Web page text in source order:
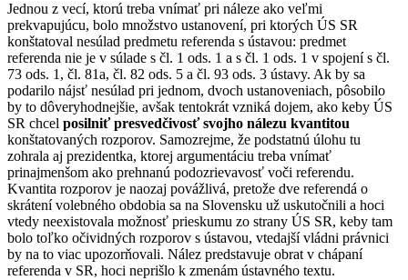
Jednou z vecí, ktorú treba vnímať pri náleze ako veľmi
prekvapujúcu, bolo množstvo ustanovení, pri ktorých ÚS SR
konštatoval nesúlad predmetu referenda s ústavou: predmet
referenda nie je v súlade s čl. 1 ods. 1 a s čl. 1 ods. 1 v spojení s čl.
73 ods. 1, čl. 81a, čl. 82 ods. 5 a čl. 93 ods. 3 ústavy. Ak by sa
podarilo nájsť nesúlad pri jednom, dvoch ustanoveniach, pôsobilo
by to dôveryhodnejšie, avšak tentokrát vzniká dojem, ako keby ÚS
SR chcel posilniť presvedčivosť svojho nálezu kvantitou
konštatovaných rozporov. Samozrejme, že podstatnú úlohu tu
zohrala aj prezidentka, ktorej argumentáciu treba vnímať
prinajmenšom ako prehnanú podozrievavosť voči referendu.
Kvantita rozporov je naozaj povážlivá, pretože dve referendá o
skrátení volebného obdobia sa na Slovensku už uskutočnili a hoci
vtedy neexistovala možnosť prieskumu zo strany ÚS SR, keby tam
bolo toľko očividných rozporov s ústavou, vtedajší vládni právnici
by na to viac upozorňovali. Nález predstavuje obrat v chápaní
referenda v SR, hoci neprišlo k zmenám ústavného textu.